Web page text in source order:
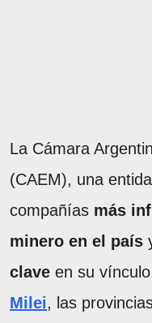
La Cámara
(CAEM), una
compañías más
minero en el país
clave en su
Milei, las